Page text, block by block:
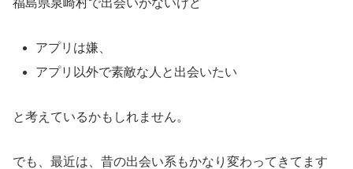
福島県泉崎村で出会いがないけど
アプリは嫌、
アプリ以外で素敵な人と出会いたい
と考えているかもしれません。
でも、最近は、昔の出会い系もかなり変わってきてます